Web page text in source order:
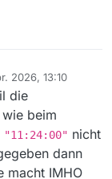
2026, 13:10
die
beim
nicht
dann
macht IMHO